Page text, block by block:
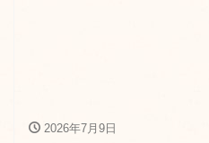
2026年7月9日